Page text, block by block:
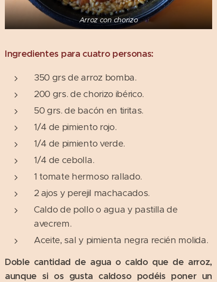
Arroz con chorizo
Ingredientes para cuatro personas:
350 grs de arroz bomba.
200 grs. de chorizo ibérico.
50 grs. de bacón en tiritas.
1/4 de pimiento rojo.
1/4 de pimiento verde.
1/4 de cebolla.
1 tomate hermoso rallado.
2 ajos y perejil machacados.
Caldo de pollo o agua y pastilla de
avecrem.
Aceite, sal y pimienta negra recién molida.
Doble cantidad de agua o caldo que de arroz,
aunque si os gusta caldoso podéis poner un